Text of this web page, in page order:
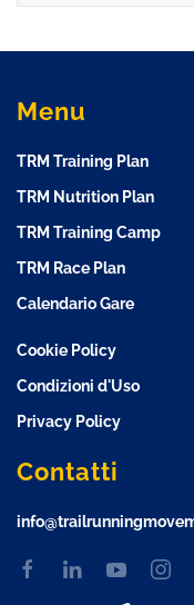
Menu
TRM Training Plan
TRM Nutrition Plan
TRM Training Camp
TRM Race Plan
Calendario Gare
Cookie Policy
Condizioni d'Uso
Privacy Policy
Contatti